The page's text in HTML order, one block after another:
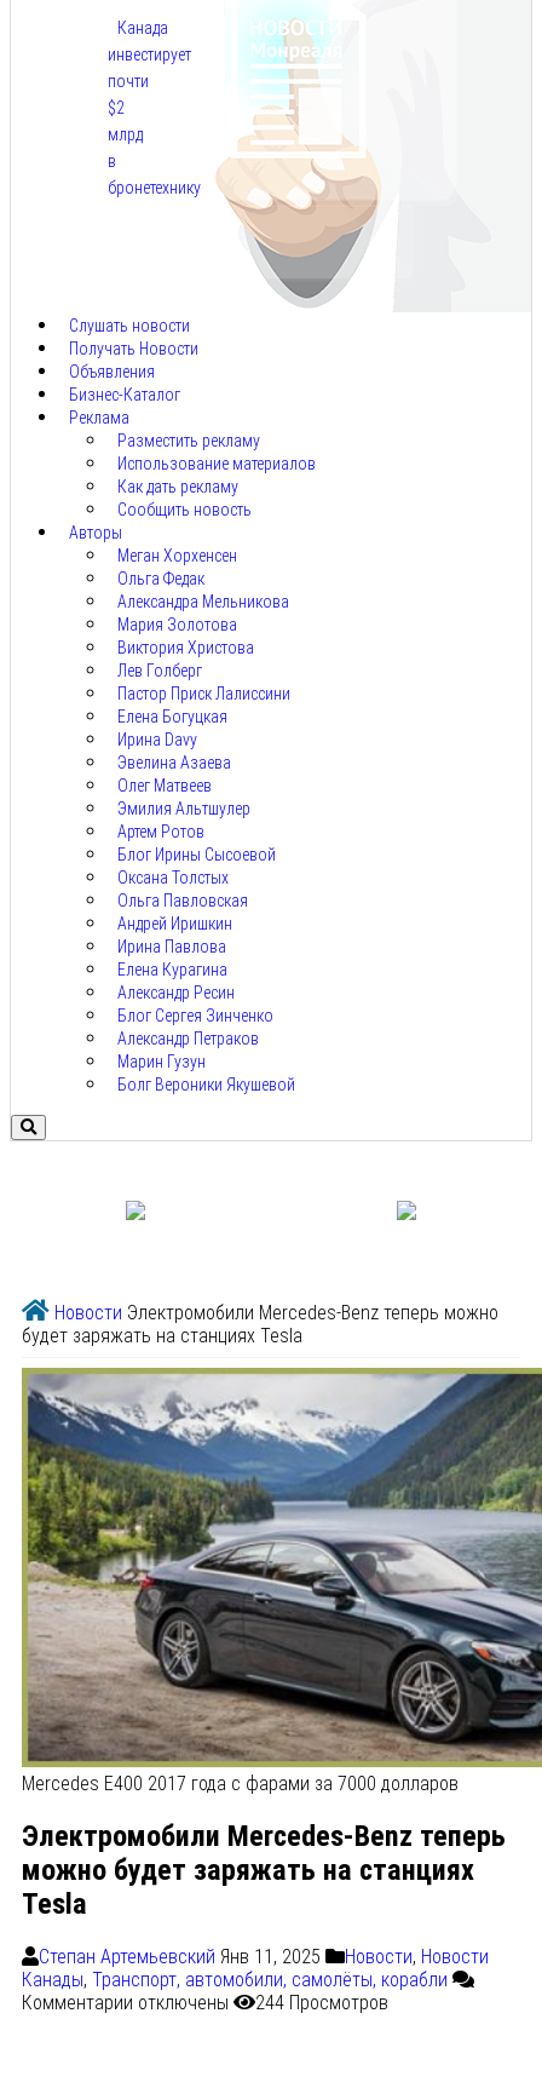
Канада
инвестирует
почти
$2
млрд
в
бронетехнику
Слушать новости
Получать Новости
Объявления
Бизнес-Каталог
Реклама
Разместить рекламу
Использование материалов
Как дать рекламу
Сообщить новость
Авторы
Меган Хорхенсен
Ольга Федак
Александра Мельникова
Мария Золотова
Виктория Христова
Лев Голберг
Пастор Приск Лалиссини
Елена Богуцкая
Ирина Davy
Эвелина Азаева
Олег Матвеев
Эмилия Альтшулер
Артем Ротов
Блог Ирины Сысоевой
Оксана Толстых
Ольга Павловская
Андрей Иришкин
Ирина Павлова
Елена Курагина
Александр Ресин
Блог Сергея Зинченко
Александр Петраков
Марин Гузун
Болг Вероники Якушевой
Новости Электромобили Mercedes-Benz теперь можно
будет заряжать на станциях Tesla
Mercedes E400 2017 года с фарами за 7000 долларов
Электромобили Mercedes-Benz теперь
можно будет заряжать на станциях
Tesla
Степан Артемьевский Янв 11, 2025 Новости, Новости
Канады, Транспорт, автомобили, самолёты, корабли
Комментарии отключены 244 Просмотров